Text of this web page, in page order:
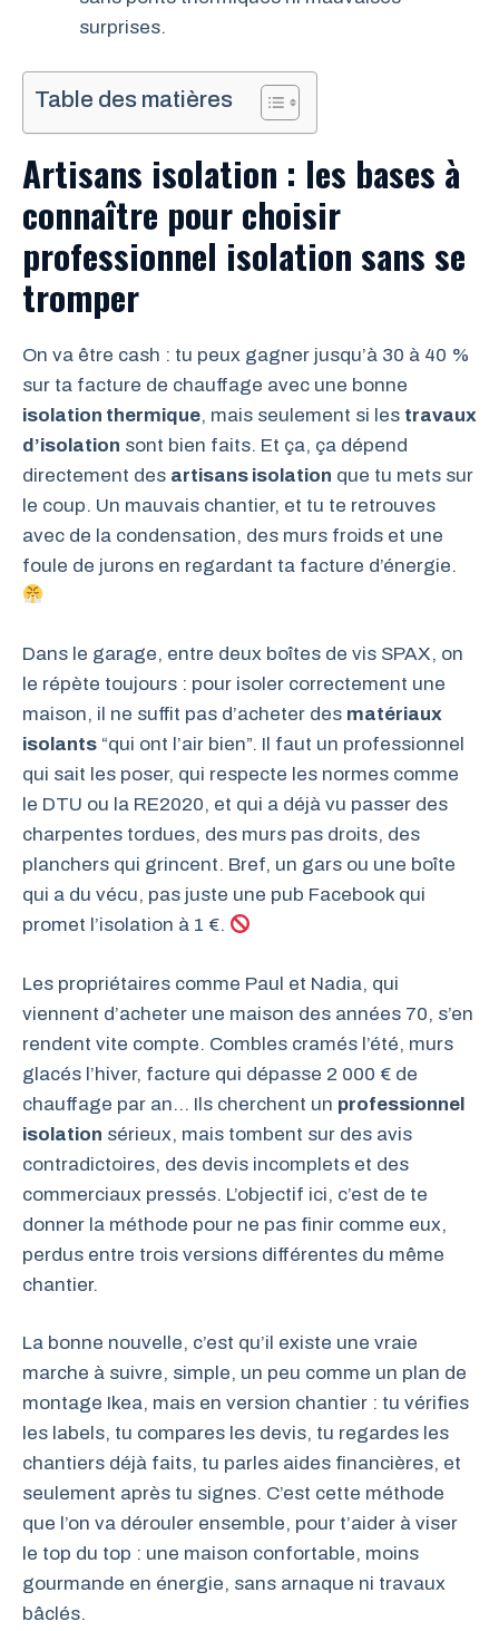
surprises.
Table des matières
Artisans isolation : les bases à
connaître pour choisir
professionnel isolation sans se
tromper
On va être cash : tu peux gagner jusqu’à 30 à 40 %
sur ta facture de chauffage avec une bonne
isolation thermique, mais seulement si les travaux
d’isolation sont bien faits. Et ça, ça dépend
directement des artisans isolation que tu mets sur
le coup. Un mauvais chantier, et tu te retrouves
avec de la condensation, des murs froids et une
foule de jurons en regardant ta facture d’énergie.
Dans le garage, entre deux boîtes de vis SPAX, on
le répète toujours : pour isoler correctement une
maison, il ne suffit pas d’acheter des matériaux
isolants “qui ont l’air bien”. Il faut un professionnel
qui sait les poser, qui respecte les normes comme
le DTU ou la RE2020, et qui a déjà vu passer des
charpentes tordues, des murs pas droits, des
planchers qui grincent. Bref, un gars ou une boîte
qui a du vécu, pas juste une pub Facebook qui
promet l’isolation à 1 €.
Les propriétaires comme Paul et Nadia, qui
viennent d’acheter une maison des années 70, s’en
rendent vite compte. Combles cramés l’été, murs
glacés l’hiver, facture qui dépasse 2 000 € de
chauffage par an… Ils cherchent un professionnel
isolation sérieux, mais tombent sur des avis
contradictoires, des devis incomplets et des
commerciaux pressés. L’objectif ici, c’est de te
donner la méthode pour ne pas finir comme eux,
perdus entre trois versions différentes du même
chantier.
La bonne nouvelle, c’est qu’il existe une vraie
marche à suivre, simple, un peu comme un plan de
montage Ikea, mais en version chantier : tu vérifies
les labels, tu compares les devis, tu regardes les
chantiers déjà faits, tu parles aides financières, et
seulement après tu signes. C’est cette méthode
que l’on va dérouler ensemble, pour t’aider à viser
le top du top : une maison confortable, moins
gourmande en énergie, sans arnaque ni travaux
bâclés.